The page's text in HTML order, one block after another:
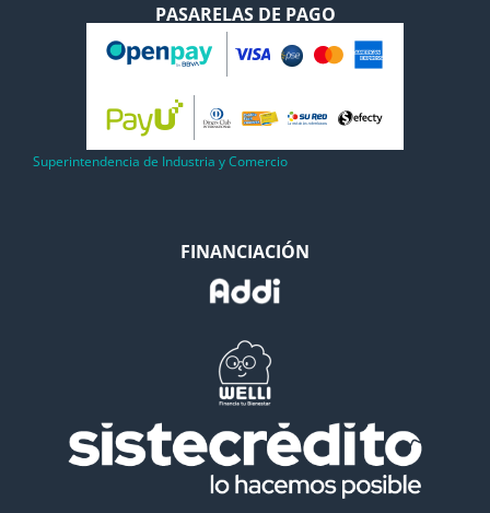
PASARELAS DE PAGO
Superintendencia de Industria y Comercio
FINANCIACIÓN